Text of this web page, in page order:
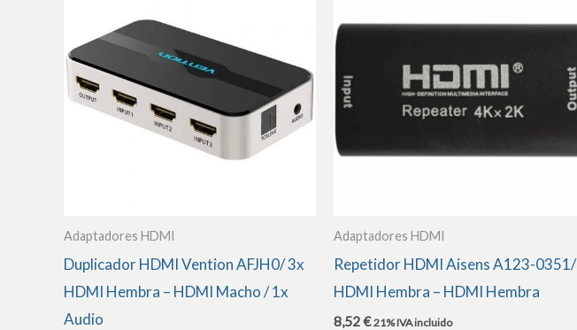
Adaptadores HDMI
Duplicador HDMI Vention AFJH0/ 3x
HDMI Hembra – HDMI Macho / 1x
Audio
Adaptadores HDMI
Repetidor HDMI Aisens A123-0351/
HDMI Hembra – HDMI Hembra
8,52€ 21% IVA incluido